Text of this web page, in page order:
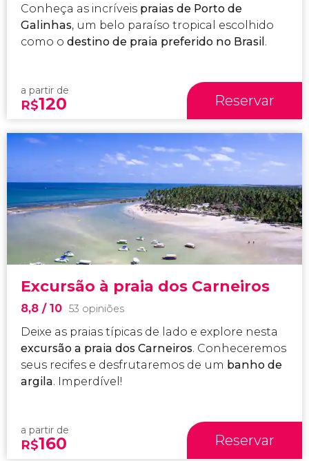
Conheça as incríveis praias de Porto de
Galinhas, um belo paraíso tropical escolhido
como o destino de praia preferido no Brasil .
a partir de
R$120 Reservar
Excursão à praia dos Carneiros
8,8 / 10 53 opiniões
Deixe as praias típicas de lado e explore nesta
excursão a praia dos Carneiros. Conheceremos
seus recifes e desfrutaremos de um banho de
argila. Imperdível!
a partir de
R$160 Reservar